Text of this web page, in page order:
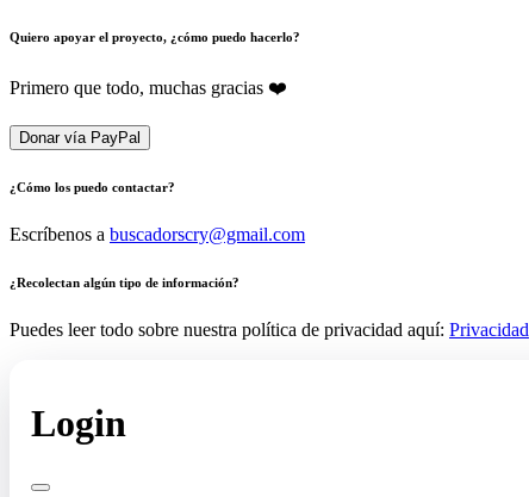
Quiero apoyar el proyecto, ¿cómo puedo hacerlo?
Primero que todo, muchas gracias ❤️
Donar vía PayPal
¿Cómo los puedo contactar?
Escríbenos a buscadorscry@gmail.com
¿Recolectan algún tipo de información?
Puedes leer todo sobre nuestra política de privacidad aquí: Privacidad
Login